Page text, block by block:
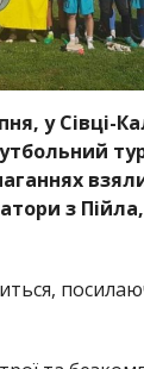
у Сівці-
з